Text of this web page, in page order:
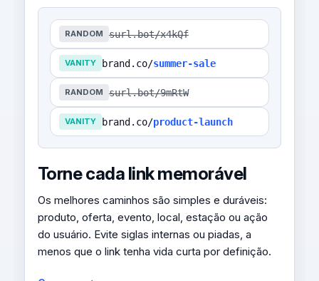
RANDOM surl.bot/x4kQf
VANITY brand.co/summer-sale
RANDOM surl.bot/9mRtW
VANITY brand.co/product-launch
Torne cada link memorável
Os melhores caminhos são simples e duráveis:
produto, oferta, evento, local, estação ou ação
do usuário. Evite siglas internas ou piadas, a
menos que o link tenha vida curta por definição.